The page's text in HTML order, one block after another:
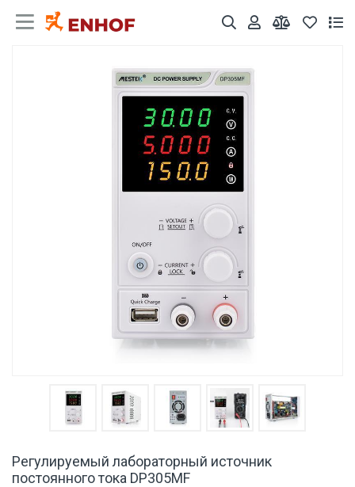
Регулируемый лабораторный источник
постоянного тока DP305MF